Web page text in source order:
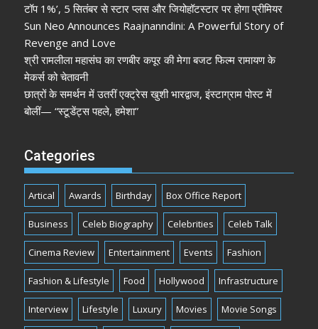
टॉप 1%’, 5 सितंबर से स्टार प्लस और जियोहॉटस्टार पर होगा प्रीमियर
Sun Neo Announces Raajnanndini: A Powerful Story of
Revenge and Love
श्री रामलीला महासंघ का रणबीर कपूर की मेगा बजट फिल्म रामायण के
मेकर्स को चेतावनी
छात्रों के समर्थन में उतरीं एक्ट्रेस खुशी भारद्वाज, इंस्टाग्राम पोस्ट में
बोलीं— “स्टूडेंट्स पहले, हमेशा”
Categories
Artical Awards Birthday Box Office Report
Business Celeb Biography Celebrities Celeb Talk
Cinema Review Entertainment Events Fashion
Fashion & Lifestyle Food Hollywood Infrastructure
Interview Lifestyle Luxury Movies Movie Songs